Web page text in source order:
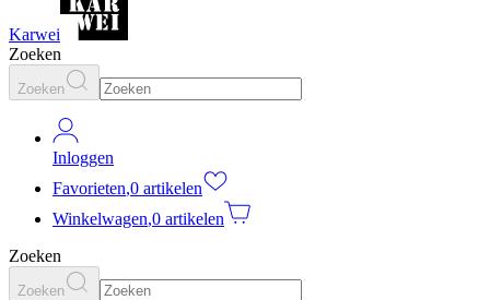
Karwei
Zoeken
Zoeken
Inloggen
Favorieten,0 artikelen
Winkelwagen,0 artikelen
Zoeken
Zoeken